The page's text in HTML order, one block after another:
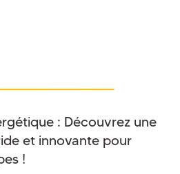
: Découvrez une
et innovante pour
!